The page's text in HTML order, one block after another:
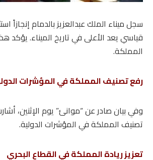
قياسي يعد الأعلى في تاريخ الميناء. يؤكد
المملكة.
رفع تصنيف المملكة في المؤشرات
وفي بيان صادر عن “موانئ” يوم الإثنين،
تصنيف المملكة في المؤشرات الدولية.
تعزيز ريادة المملكة في القطاع البحري